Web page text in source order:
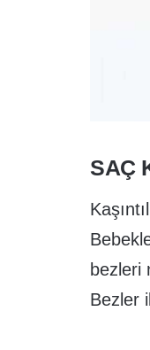
SAÇ
bezleri
Bezler